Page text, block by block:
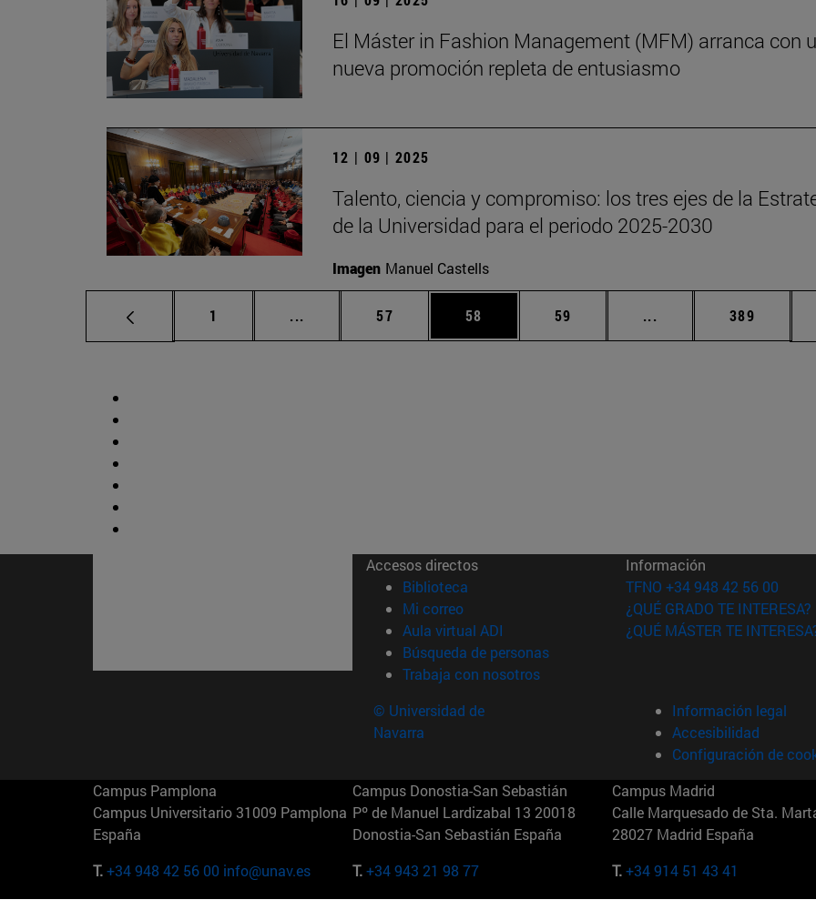
El Máster in Fashion Management (MFM) arranca con
nueva promoción repleta de entusiasmo
12 | 09 | 2025
Talento, ciencia y compromiso: los tres ejes de la
de la Universidad para el periodo 2025-2030
Imagen Manuel Castells
Página
1 ... Páginas intermedias Use TAB para desplazarse.
Página
57 Página
58 Página
59 ... Páginas intermedias
Página
389
Accesos directos
Biblioteca (abre en nueva ventana)
Mi correo(abre en nueva ventana)
Aula virtual ADI (abre en nueva ventana)
Búsqueda de personas(abre en nueva ventana)
Trabaja con nosotros(abre en nueva ventana)
Información
TFNO +34 948 42 56 00
¿QUÉ GRADO TE INTERESA?
¿QUÉ MÁSTER TE
© Universidad de
Navarra
Información legal
Accesibilidad
Configuración de
Campus Pamplona
Campus Universitario 31009 Pamplona
España
T.+34 948 42 56 00 info@unav.es
Campus Donostia-San Sebastián
Pº de Manuel Lardizabal 13 20018
Donostia-San Sebastián España
T.+34 943 21 98 77
Campus Madrid
Calle Marquesado de Sta.
28027 Madrid España
T.+34 914 51 43 41